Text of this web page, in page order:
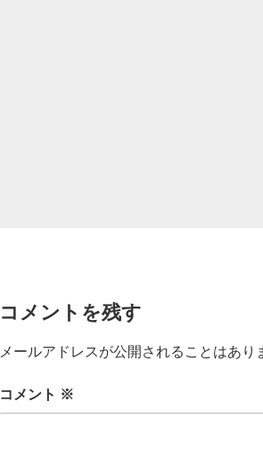
コメントを残す
メールアドレスが公開されることはあり
コメント ※